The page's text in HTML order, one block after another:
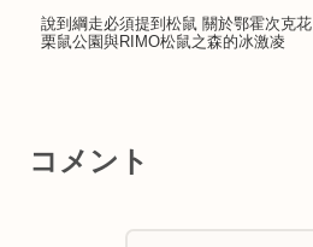
說到綱走必須提到松鼠 關於鄂霍次克花
栗鼠公園與RIMO松鼠之森的冰激凌
コメント